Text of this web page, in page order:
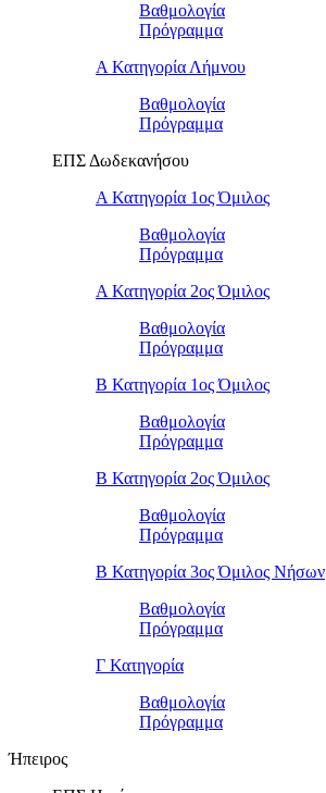
Βαθμολογία
Πρόγραμμα
Α Κατηγορία Λήμνου
Βαθμολογία
Πρόγραμμα
ΕΠΣ Δωδεκανήσου
Α Κατηγορία 1ος Όμιλος
Βαθμολογία
Πρόγραμμα
Α Κατηγορία 2ος Όμιλος
Βαθμολογία
Πρόγραμμα
Β Κατηγορία 1ος Όμιλος
Βαθμολογία
Πρόγραμμα
Β Κατηγορία 2ος Όμιλος
Βαθμολογία
Πρόγραμμα
Β Κατηγορία 3ος Όμιλος Νήσων
Βαθμολογία
Πρόγραμμα
Γ Κατηγορία
Βαθμολογία
Πρόγραμμα
Ήπειρος